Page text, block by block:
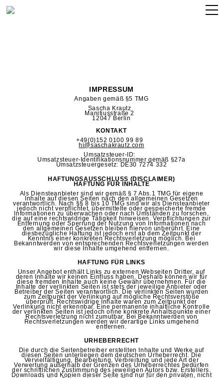
INSTAGRAM
IMPRESSUM
Angaben gemäß §5 TMG
Sascha Krautz
Manitiusstraße 2
12047 Berlin
KONTAKT
+49(0)152 0100 99 89
hi@saschakrautz.com
Umsatzsteuer-ID:
Umsatzsteuer-Identifikationsnummer gemäß §27a
Umsatzsteuergesetz: DE30 7274 332
HAFTUNGSAUSSCHLUSS (DISCLAIMER)
HAFTUNG FÜR INHALTE
Als Diensteanbieter sind wir gemäß § 7 Abs.1 TMG für eigene
Inhalte auf diesen Seiten nach den allgemeinen Gesetzen
verantwortlich. Nach §§ 8 bis 10 TMG sind wir als Diensteanbieter
jedoch nicht verpflichtet, übermittelte oder gespeicherte fremde
Informationen zu überwachen oder nach Umständen zu forschen,
die auf eine rechtswidrige Tätigkeit hinweisen. Verpflichtungen zur
Entfernung oder Sperrung der Nutzung von Informationen nach
den allgemeinen Gesetzen bleiben hiervon unberührt. Eine
diesbezügliche Haftung ist jedoch erst ab dem Zeitpunkt der
Kenntnis einer konkreten Rechtsverletzung möglich. Bei
Bekanntwerden von entsprechenden Rechtsverletzungen werden
wir diese Inhalte umgehend entfernen.
HAFTUNG FÜR LINKS
Unser Angebot enthält Links zu externen Webseiten Dritter, auf
deren Inhalte wir keinen Einfluss haben. Deshalb können wir für
diese fremden Inhalte auch keine Gewähr übernehmen. Für die
Inhalte der verlinkten Seiten ist stets der jeweilige Anbieter oder
Betreiber der Seiten verantwortlich. Die verlinkten Seiten wurden
zum Zeitpunkt der Verlinkung auf mögliche Rechtsverstöße
überprüft. Rechtswidrige Inhalte waren zum Zeitpunkt der
Verlinkung nicht erkennbar. Eine permanente inhaltliche Kontrolle
der verlinkten Seiten ist jedoch ohne konkrete Anhaltspunkte einer
Rechtsverletzung nicht zumutbar. Bei Bekanntwerden von
Rechtsverletzungen werden wir derartige Links umgehend
entfernen.
URHEBERRECHT
Die durch die Seitenbetreiber erstellten Inhalte und Werke auf
diesen Seiten unterliegen dem deutschen Urheberrecht. Die
Vervielfältigung, Bearbeitung, Verbreitung und jede Art der
Verwertung außerhalb der Grenzen des Urheberrechtes bedürfen
der schriftlichen Zustimmung des jeweiligen Autors bzw. Erstellers.
Downloads und Kopien dieser Seite sind nur für den privaten, nicht